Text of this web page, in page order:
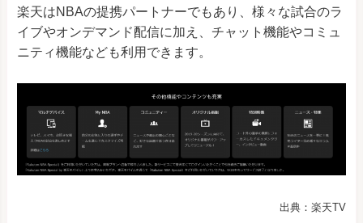
楽天はNBAの提携パートナーでもあり、様々な試合のラ
イブやオンデマンド配信に加え、チャット機能やコミュ
ニティ機能なども利用できます。
出典：楽天TV